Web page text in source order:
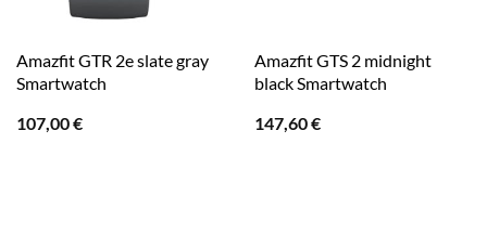
Amazfit GTR 2e slate gray
Smartwatch
107,00€
Amazfit GTS 2 midnight
black Smartwatch
147,60€